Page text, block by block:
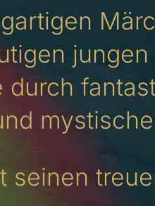
durch
seinen